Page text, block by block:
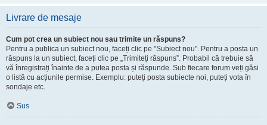
Livrare de mesaje
Cum pot crea un subiect nou sau trimite un răspuns?
Pentru a publica un subiect nou, faceți clic pe "Subiect nou". Pentru a posta un
răspuns la un subiect, faceți clic pe „Trimiteți răspuns”. Probabil că trebuie să
vă înregistrați înainte de a putea posta și răspunde. Sub fiecare forum veți găsi
o listă cu acțiunile permise. Exemplu: puteți posta subiecte noi, puteți vota în
sondaje etc.
Sus